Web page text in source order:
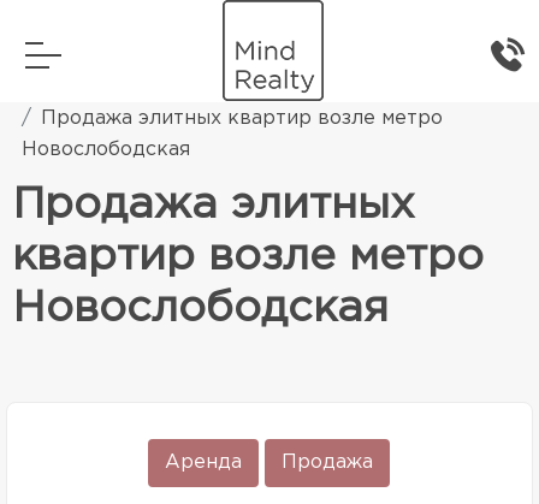
Элитная жилая недвижимость
Продажа элитных квартир возле метро
Новослободская
Продажа элитных
квартир возле метро
Новослободская
Аренда Продажа